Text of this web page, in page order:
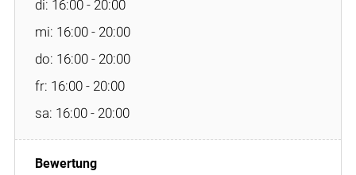
di: 16:00 - 20:00
mi: 16:00 - 20:00
do: 16:00 - 20:00
fr: 16:00 - 20:00
sa: 16:00 - 20:00